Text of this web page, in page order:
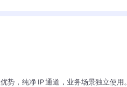
势，纯净 IP 通道，业务场景独立使用。